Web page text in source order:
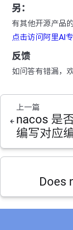
另：
有其他开源产品
点击访问阿里AI
反馈
如问答有错漏，
上一篇
nacos 是
编写对应
Does